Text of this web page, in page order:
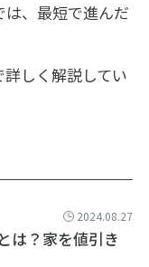
、最短で進んだ
しく解説してい
2024.08.27
は？家を値引き